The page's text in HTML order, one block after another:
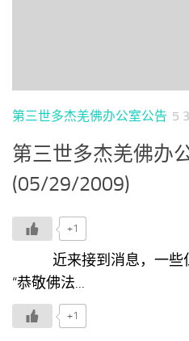
第三世多杰羌佛办公室公告 5
第三世多杰羌佛办
(05/29/2009)
+1
近来接到消息，一些仁
“恭敬佛法...
+1